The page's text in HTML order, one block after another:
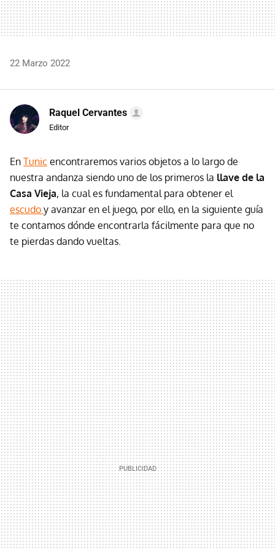
22 Marzo 2022
Raquel Cervantes
Editor
En Tunic encontraremos varios objetos a lo largo de
nuestra andanza siendo uno de los primeros la llave de la
Casa Vieja, la cual es fundamental para obtener el
escudo y avanzar en el juego, por ello, en la siguiente guía
te contamos dónde encontrarla fácilmente para que no
te pierdas dando vueltas.